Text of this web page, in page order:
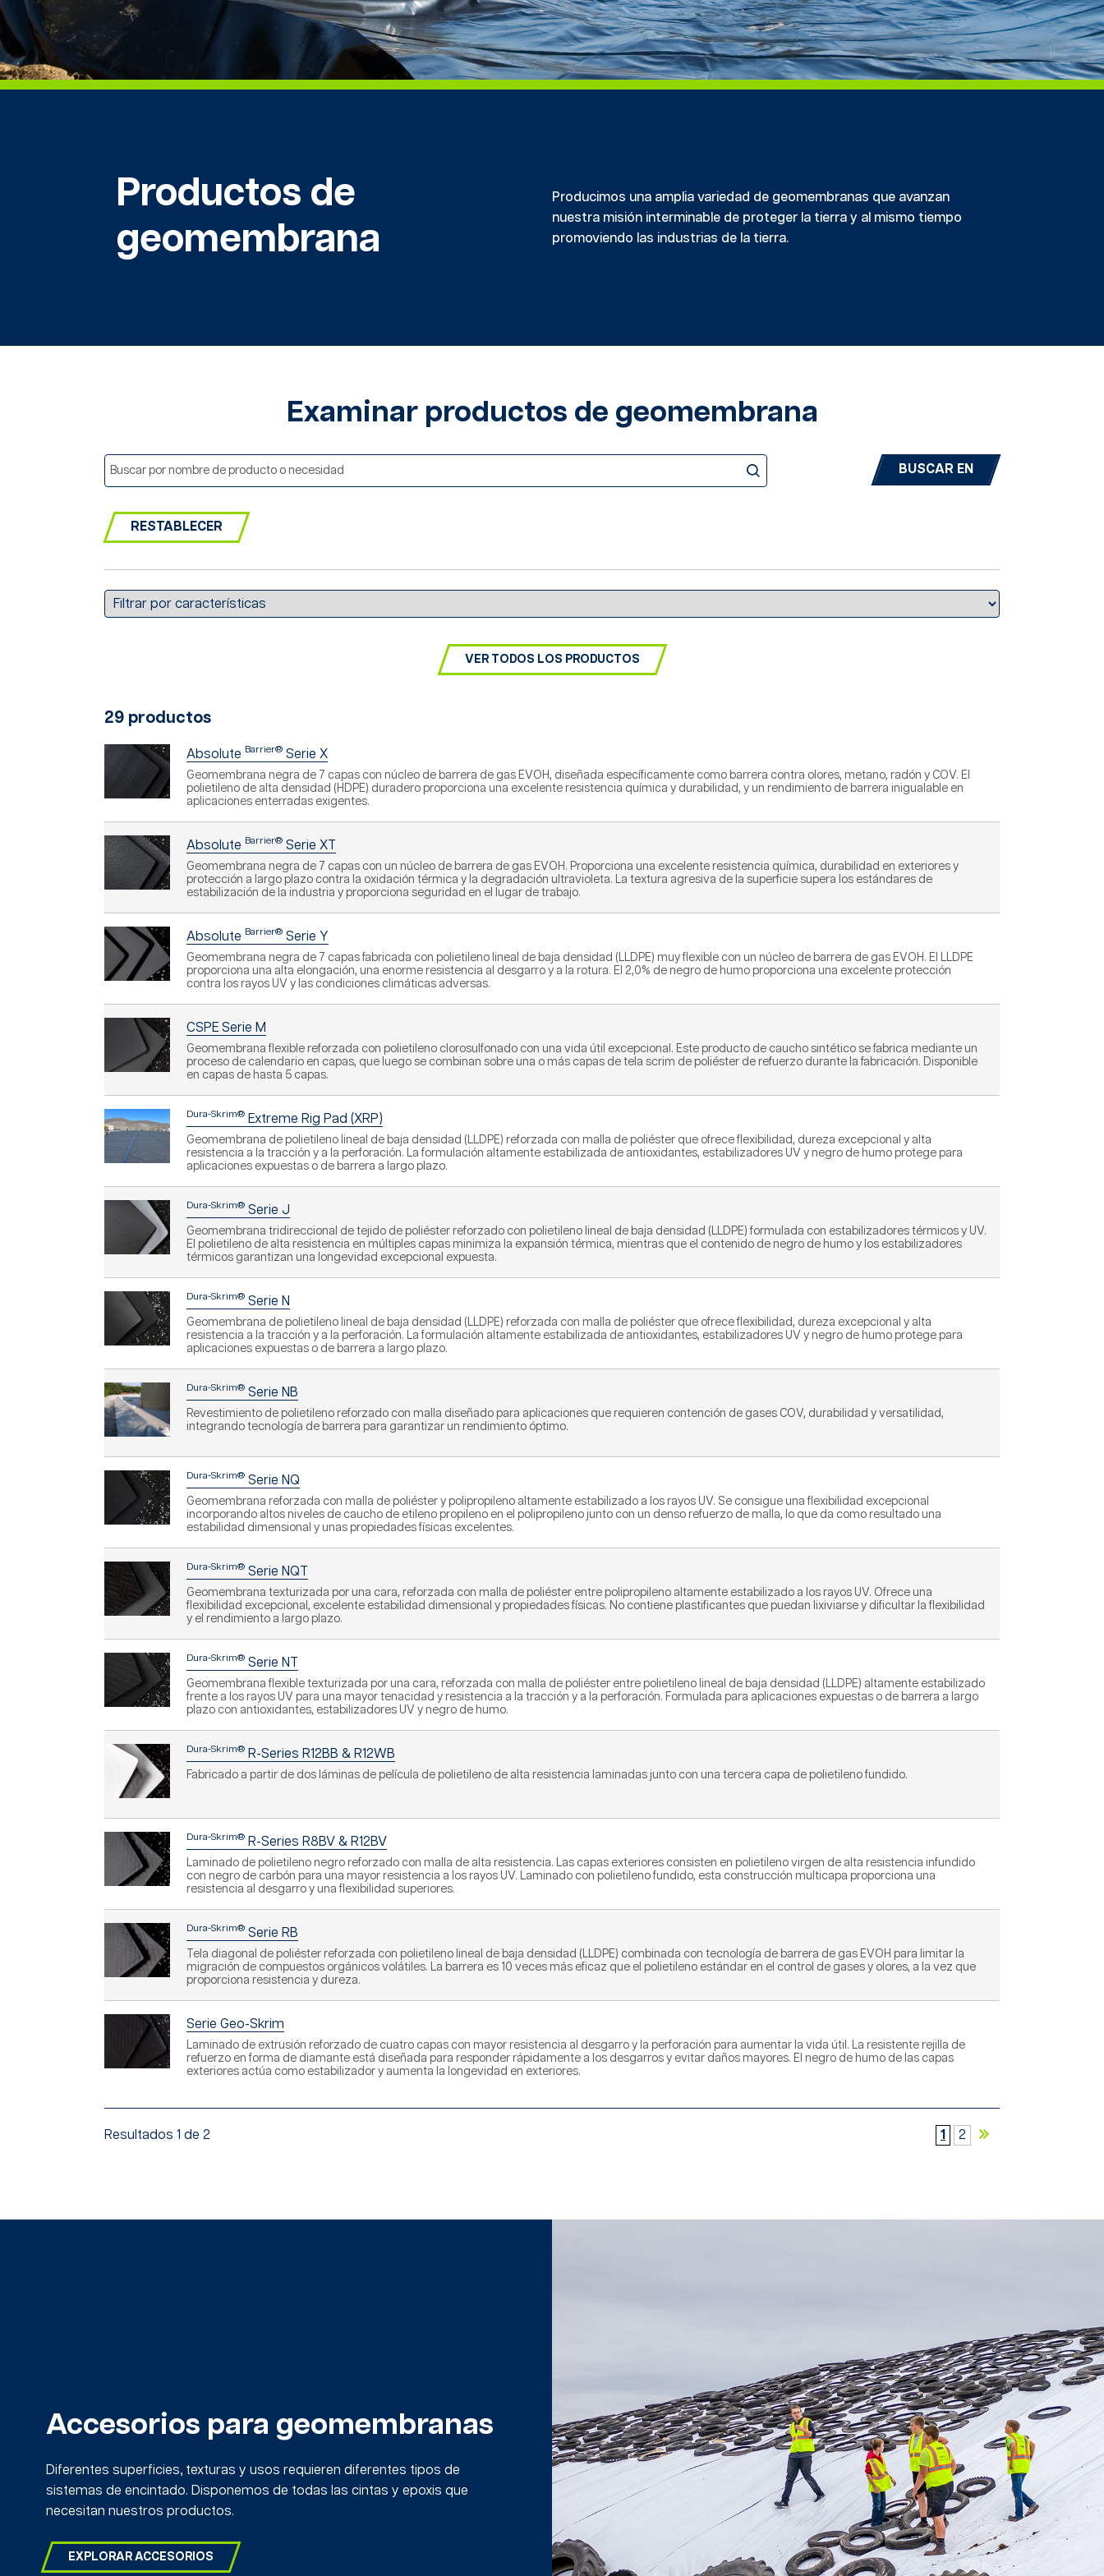
Productos de
geomembrana
Producimos una amplia variedad de geomembranas que avanzan
nuestra misión interminable de proteger la tierra y al mismo tiempo
promoviendo las industrias de la tierra.
Examinar productos de geomembrana
RESTABLECER
VER TODOS LOS PRODUCTOS
29 productos
Absolute Barrier® Serie X
Geomembrana negra de 7 capas con núcleo de barrera de gas EVOH, diseñada específicamente como barrera contra olores, metano, radón y COV. El
polietileno de alta densidad (HDPE) duradero proporciona una excelente resistencia química y durabilidad, y un rendimiento de barrera inigualable en
aplicaciones enterradas exigentes.
Absolute Barrier® Serie XT
Geomembrana negra de 7 capas con un núcleo de barrera de gas EVOH. Proporciona una excelente resistencia química, durabilidad en exteriores y
protección a largo plazo contra la oxidación térmica y la degradación ultravioleta. La textura agresiva de la superficie supera los estándares de
estabilización de la industria y proporciona seguridad en el lugar de trabajo.
Absolute Barrier® Serie Y
Geomembrana negra de 7 capas fabricada con polietileno lineal de baja densidad (LLDPE) muy flexible con un núcleo de barrera de gas EVOH. El LLDPE
proporciona una alta elongación, una enorme resistencia al desgarro y a la rotura. El 2,0% de negro de humo proporciona una excelente protección
contra los rayos UV y las condiciones climáticas adversas.
CSPE Serie M
Geomembrana flexible reforzada con polietileno clorosulfonado con una vida útil excepcional. Este producto de caucho sintético se fabrica mediante un
proceso de calendario en capas, que luego se combinan sobre una o más capas de tela scrim de poliéster de refuerzo durante la fabricación. Disponible
en capas de hasta 5 capas.
Dura-Skrim® Extreme Rig Pad (XRP)
Geomembrana de polietileno lineal de baja densidad (LLDPE) reforzada con malla de poliéster que ofrece flexibilidad, dureza excepcional y alta
resistencia a la tracción y a la perforación. La formulación altamente estabilizada de antioxidantes, estabilizadores UV y negro de humo protege para
aplicaciones expuestas o de barrera a largo plazo.
Dura-Skrim® Serie J
Geomembrana tridireccional de tejido de poliéster reforzado con polietileno lineal de baja densidad (LLDPE) formulada con estabilizadores térmicos y UV.
El polietileno de alta resistencia en múltiples capas minimiza la expansión térmica, mientras que el contenido de negro de humo y los estabilizadores
térmicos garantizan una longevidad excepcional expuesta.
Dura-Skrim® Serie N
Geomembrana de polietileno lineal de baja densidad (LLDPE) reforzada con malla de poliéster que ofrece flexibilidad, dureza excepcional y alta
resistencia a la tracción y a la perforación. La formulación altamente estabilizada de antioxidantes, estabilizadores UV y negro de humo protege para
aplicaciones expuestas o de barrera a largo plazo.
Dura-Skrim® Serie NB
Revestimiento de polietileno reforzado con malla diseñado para aplicaciones que requieren contención de gases COV, durabilidad y versatilidad,
integrando tecnología de barrera para garantizar un rendimiento óptimo.
Dura-Skrim® Serie NQ
Geomembrana reforzada con malla de poliéster y polipropileno altamente estabilizado a los rayos UV. Se consigue una flexibilidad excepcional
incorporando altos niveles de caucho de etileno propileno en el polipropileno junto con un denso refuerzo de malla, lo que da como resultado una
estabilidad dimensional y unas propiedades físicas excelentes.
Dura-Skrim® Serie NQT
Geomembrana texturizada por una cara, reforzada con malla de poliéster entre polipropileno altamente estabilizado a los rayos UV. Ofrece una
flexibilidad excepcional, excelente estabilidad dimensional y propiedades físicas. No contiene plastificantes que puedan lixiviarse y dificultar la flexibilidad
y el rendimiento a largo plazo.
Dura-Skrim® Serie NT
Geomembrana flexible texturizada por una cara, reforzada con malla de poliéster entre polietileno lineal de baja densidad (LLDPE) altamente estabilizado
frente a los rayos UV para una mayor tenacidad y resistencia a la tracción y a la perforación. Formulada para aplicaciones expuestas o de barrera a largo
plazo con antioxidantes, estabilizadores UV y negro de humo.
Dura-Skrim® R-Series R12BB & R12WB
Fabricado a partir de dos láminas de película de polietileno de alta resistencia laminadas junto con una tercera capa de polietileno fundido.
Dura-Skrim® R-Series R8BV & R12BV
Laminado de polietileno negro reforzado con malla de alta resistencia. Las capas exteriores consisten en polietileno virgen de alta resistencia infundido
con negro de carbón para una mayor resistencia a los rayos UV. Laminado con polietileno fundido, esta construcción multicapa proporciona una
resistencia al desgarro y una flexibilidad superiores.
Dura-Skrim® Serie RB
Tela diagonal de poliéster reforzada con polietileno lineal de baja densidad (LLDPE) combinada con tecnología de barrera de gas EVOH para limitar la
migración de compuestos orgánicos volátiles. La barrera es 10 veces más eficaz que el polietileno estándar en el control de gases y olores, a la vez que
proporciona resistencia y dureza.
Serie Geo-Skrim
Laminado de extrusión reforzado de cuatro capas con mayor resistencia al desgarro y la perforación para aumentar la vida útil. La resistente rejilla de
refuerzo en forma de diamante está diseñada para responder rápidamente a los desgarros y evitar daños mayores. El negro de humo de las capas
exteriores actúa como estabilizador y aumenta la longevidad en exteriores.
Resultados 1 de 2 1 2
Accesorios para geomembranas
Diferentes superficies, texturas y usos requieren diferentes tipos de
sistemas de encintado. Disponemos de todas las cintas y epoxis que
necesitan nuestros productos.
EXPLORAR ACCESORIOS